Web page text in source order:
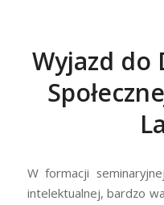
Wyjazd do
W formacji
intelektualnej, bardzo